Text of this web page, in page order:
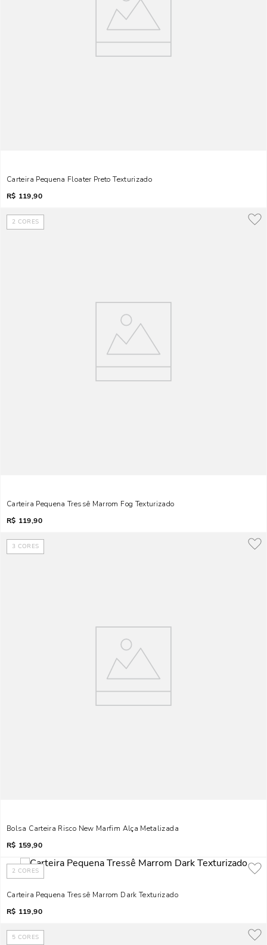
Carteira Pequena Floater Preto Texturizado
R$ 119,90
2 CORES
Carteira Pequena Tressê Marrom Fog Texturizado
R$ 119,90
3 CORES
Bolsa Carteira Risco New Marfim Alça Metalizada
R$ 159,90
2 CORES
Carteira Pequena Tressê Marrom Dark Texturizado
R$ 119,90
5 CORES